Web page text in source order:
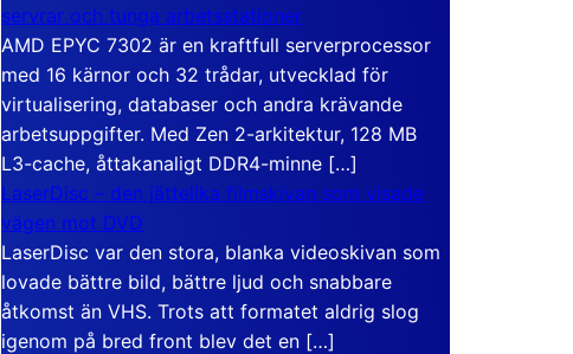
servrar och tunga arbetsstationer
AMD EPYC 7302 är en kraftfull serverprocessor
med 16 kärnor och 32 trådar, utvecklad för
virtualisering, databaser och andra krävande
arbetsuppgifter. Med Zen 2-arkitektur, 128 MB
L3-cache, åttakanaligt DDR4-minne […]
LaserDisc – den jättelika filmskivan som visade
vägen mot DVD
LaserDisc var den stora, blanka videoskivan som
lovade bättre bild, bättre ljud och snabbare
åtkomst än VHS. Trots att formatet aldrig slog
igenom på bred front blev det en […]